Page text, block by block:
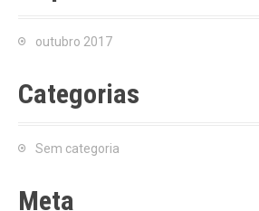
outubro 2017
Categorias
Sem categoria
Meta